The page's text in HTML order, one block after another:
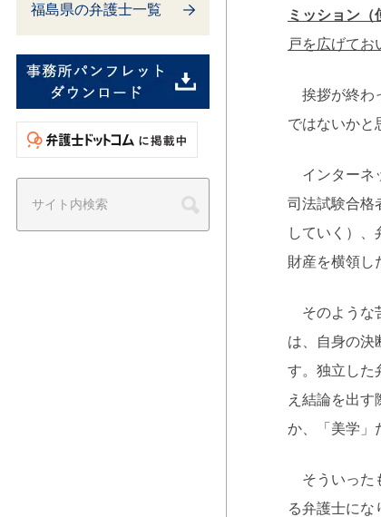
福島県の弁護士一覧
ミッション（
戸を広げてお
挨拶が終わ
ではないかと
インターネ
司法試験合格
していく）
財産を横領し
そのような
は、自身の決
す。独立した
え結論を出
か、「美学」
そういった
る弁護士にな